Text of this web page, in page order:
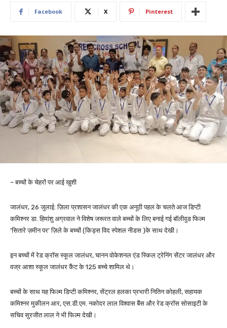
Facebook X Pinterest
– बच्चों के चेहरों पर आई खुशी
जालंधर, 26 जुलाई: ज़िला प्रशासन जालंधर की एक अनूठी पहल के चलते आज डिप्टी
कमिश्नर डा. हिमांशु अग्रवाल ने विशेष जरूरत वाले बच्चों के लिए बनाई गई बॉलीवुड फिल्म
‘सितारे ज़मीन पर’ ज़िले के बच्चों (किड्स विद स्पेशल नीडस )के साथ देखी।
इन बच्चों में रेड क्रॉस स्कूल जालंधर, चानन वोकेशनल एंड स्किल ट्रेनिंग सेंटर जालंधर और
वज्र आशा स्कूल जालंधर कैंट के 125 बच्चे शामिल थे।
बच्चों के साथ यह फिल्म डिप्टी कमिश्नर, सेंट्रल हलका प्रभारी नितिन कोहली, सहायक
कमिश्नर मुकीलन आर, एस.डी.एम. नकोदर लाल विश्वास बैंस और रेड क्रॉस सोसाइटी के
सचिव सुरजीत लाल ने भी फिल्म देखी।